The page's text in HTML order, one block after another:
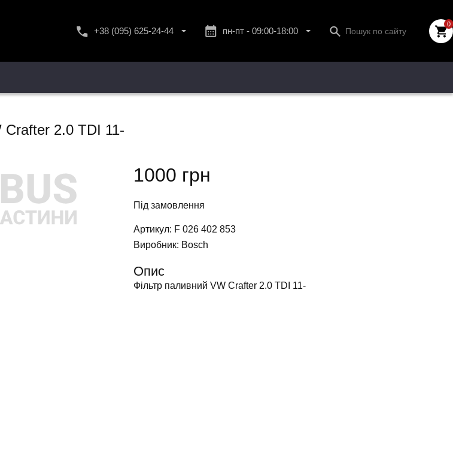
+38 (095) 625-24-44
пн-пт - 09:00-18:00
нд - вихідний.
0
Crafter 2.0 TDI 11-
1000 грн
Під замовлення
Артикул: F 026 402 853
Виробник: Bosch
Опис
Фільтр паливний VW Crafter 2.0 TDI 11-